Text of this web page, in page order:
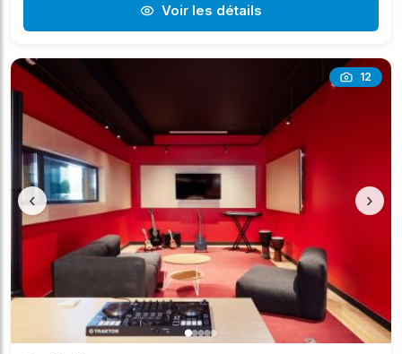
Voir les détails
12
‹ ›